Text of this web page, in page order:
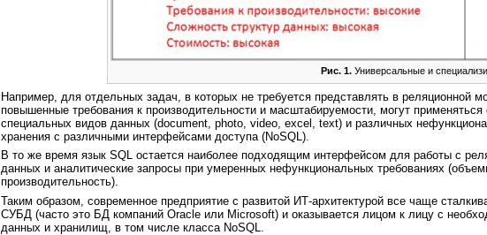
Рис. 1. Универсальные и
Например, для отдельных задач, в которых не требуется представлять в реляционной
повышенные требования к производительности и масштабируемости, могут
специальных видов данных (document, photo, video, excel, text) и различных
хранения с различными интерфейсами доступа (NoSQL).
В то же время язык SQL остается наиболее подходящим интерфейсом для работы с
данных и аналитические запросы при умеренных нефункциональных требованиях
производительность).
Таким образом, современное предприятие с развитой ИТ-архитектурой все чаще
СУБД (часто это БД компаний Oracle или Microsoft) и оказывается лицом к лицу с
данных и хранилищ, в том числе класса NoSQL.